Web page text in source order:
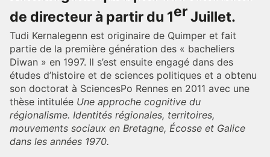
de directeur à partir du 1erJuillet.
Tudi Kernalegenn est originaire de Quimper et fait
partie de la première génération des « bacheliers
Diwan » en 1997. Il s’est ensuite engagé dans des
études d’histoire et de sciences politiques et a obtenu
son doctorat à SciencesPo Rennes en 2011 avec une
thèse intitulée Une approche cognitive du
régionalisme. Identités régionales, territoires,
mouvements sociaux en Bretagne, Écosse et Galice
dans les années 1970.